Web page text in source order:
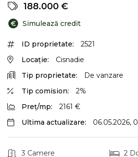
188.000 €
€ Simulează credit
ID proprietate:
2521
Locație:
Cisnadie
Tip proprietate:
De vanzare
Tip comision:
2%
Preț/mp:
2161 €
Ultima actualizare:
06.05.2026,
3 Camere 2